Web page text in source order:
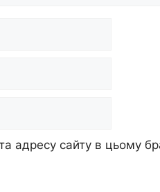
адресу сайту в цьому